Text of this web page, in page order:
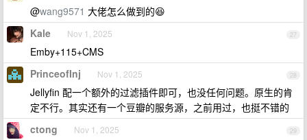
@wang9571 大佬怎么做到的😆
27
Kale Nov 1, 2025
Emby+115+CMS
28
PrinceofInj Nov 1, 2025
Jellyfin 配一个额外的过滤插件即可，也没任何问题。原生的肯
定不行。其实还有一个豆瓣的服务源，之前用过，也挺不错的
29
ctong Nov 1, 2025